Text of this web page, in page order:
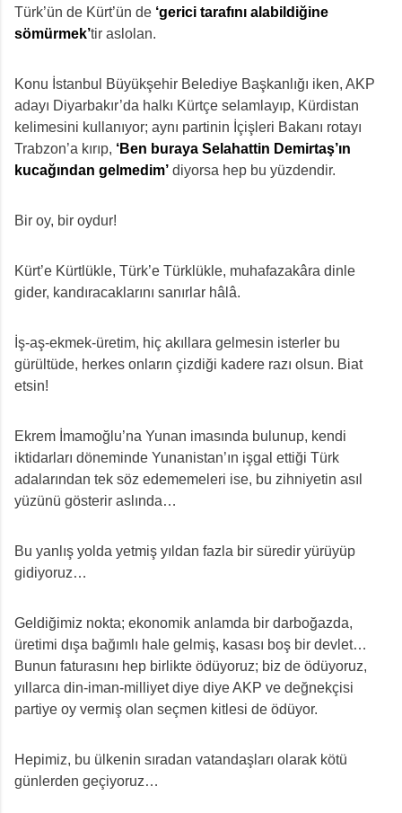
Türk’ün de Kürt’ün de ‘gerici tarafını alabildiğine
sömürmek’tir aslolan.
Konu İstanbul Büyükşehir Belediye Başkanlığı iken, AKP
adayı Diyarbakır’da halkı Kürtçe selamlayıp, Kürdistan
kelimesini kullanıyor; aynı partinin İçişleri Bakanı rotayı
Trabzon’a kırıp, ‘Ben buraya Selahattin Demirtaş’ın
kucağından gelmedim’ diyorsa hep bu yüzdendir.
Bir oy, bir oydur!
Kürt’e Kürtlükle, Türk’e Türklükle, muhafazakâra dinle
gider, kandıracaklarını sanırlar hâlâ.
İş-aş-ekmek-üretim, hiç akıllara gelmesin isterler bu
gürültüde, herkes onların çizdiği kadere razı olsun. Biat
etsin!
Ekrem İmamoğlu’na Yunan imasında bulunup, kendi
iktidarları döneminde Yunanistan’ın işgal ettiği Türk
adalarından tek söz edememeleri ise, bu zihniyetin asıl
yüzünü gösterir aslında…
Bu yanlış yolda yetmiş yıldan fazla bir süredir yürüyüp
gidiyoruz…
Geldiğimiz nokta; ekonomik anlamda bir darboğazda,
üretimi dışa bağımlı hale gelmiş, kasası boş bir devlet…
Bunun faturasını hep birlikte ödüyoruz; biz de ödüyoruz,
yıllarca din-iman-milliyet diye diye AKP ve değnekçisi
partiye oy vermiş olan seçmen kitlesi de ödüyor.
Hepimiz, bu ülkenin sıradan vatandaşları olarak kötü
günlerden geçiyoruz…